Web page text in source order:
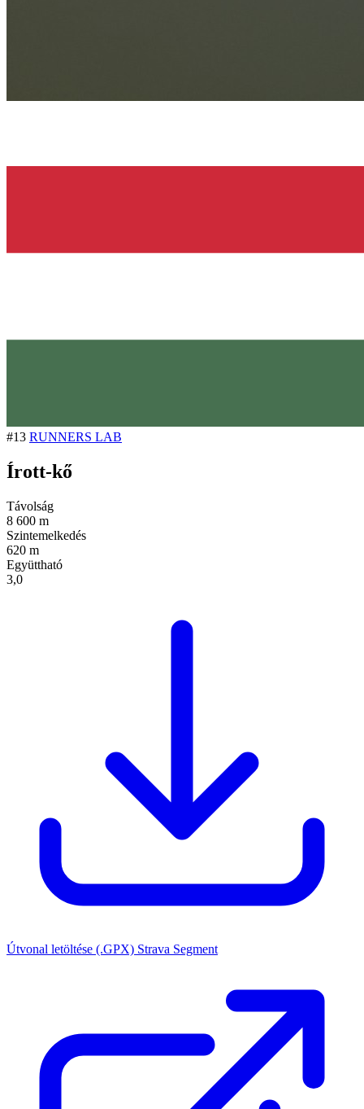
#13 RUNNERS LAB
Írott-kő
Távolság
8 600 m
Szintemelkedés
620 m
Együttható
3,0
Útvonal letöltése (.GPX) Strava Segment